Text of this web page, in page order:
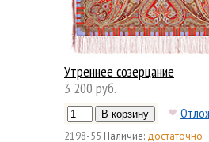
Утреннее созерцание
3 200 руб.
2198-55 Наличие: достаточно